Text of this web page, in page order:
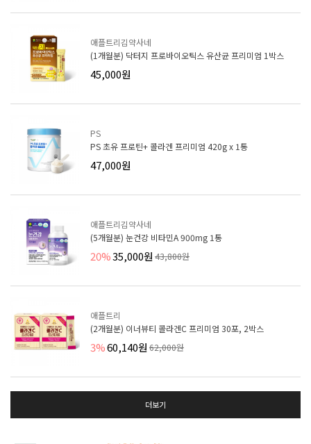
애플트리김약사네
(1개월분) 닥터지 프로바이오틱스 유산균 프리미엄 1박스
45,000원
PS
PS 초유 프로틴+ 콜라겐 프리미엄 420g x 1통
47,000원
애플트리김약사네
(5개월분) 눈건강 비타민A 900mg 1통
20%35,000원 43,800원
애플트리
(2개월분) 이너뷰티 콜라겐C 프리미엄 30포, 2박스
3%60,140원 62,000원
더보기